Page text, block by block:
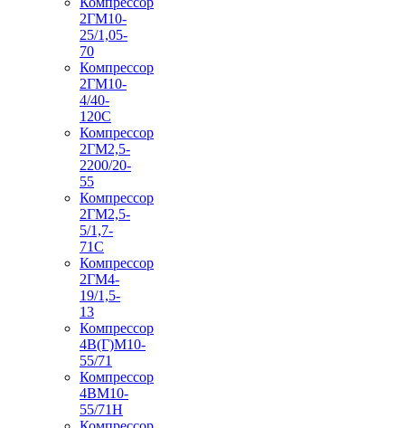
2ГМ10-
25/1,05-
70
Компрессор
2ГМ10-
4/40-
120С
Компрессор
2ГМ2,5-
2200/20-
55
Компрессор
2ГМ2,5-
5/1,7-
71С
Компрессор
2ГМ4-
19/1,5-
13
Компрессор
4В(Г)М10-
55/71
Компрессор
4ВМ10-
55/71Н